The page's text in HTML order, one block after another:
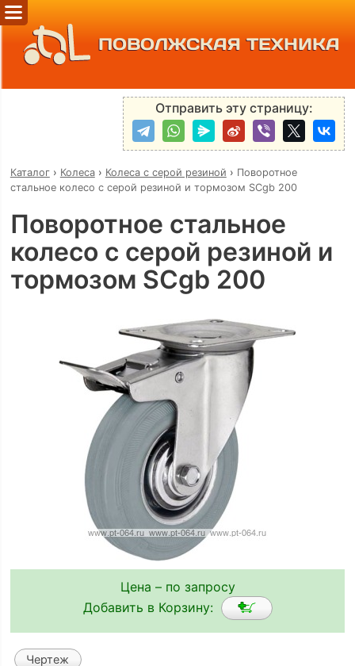
ПОВОЛЖСКАЯ ТЕХНИКА
Отправить эту страницу:
Каталог› Колеса› Колеса с серой резиной › Поворотное
стальное колесо с серой резиной и тормозом SCgb 200
Поворотное стальное
колесо с серой резиной и
тормозом SCgb 200
Цена – по запросу
Добавить в Корзину:
Чертеж